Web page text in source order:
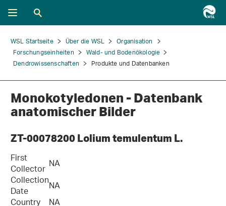
WSL Startseite Über die WSL
Organisation
Forschungseinheiten
Wald- und Bodenökologie
Dendrowissenschaften
Produkte und Datenbanken
Monokotyledonen - Datenbank
anatomischer Bilder
ZT-00078200 Lolium temulentum L.
First
Collector NA
Collection
Date
NA